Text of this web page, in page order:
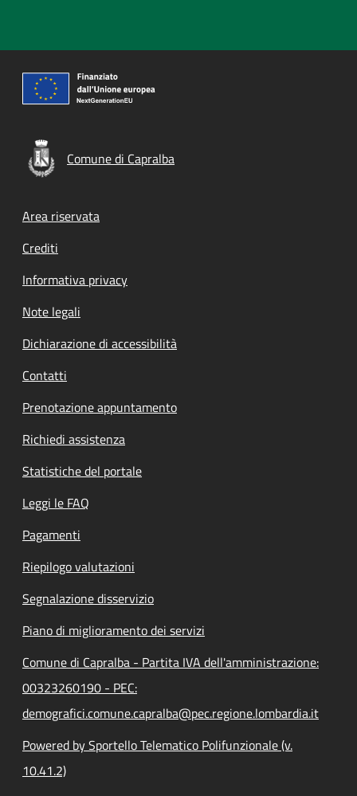
Comune di Capralba
Footer menu
Area riservata
Crediti
Informativa privacy
Note legali
Dichiarazione di accessibilità
Contatti
Prenotazione appuntamento
Richiedi assistenza
Statistiche del portale
Leggi le FAQ
Pagamenti
Riepilogo valutazioni
Segnalazione disservizio
Piano di miglioramento dei servizi
Comune di Capralba - Partita IVA dell'amministrazione:
00323260190 - PEC:
demografici.comune.capralba@pec.regione.lombardia.it
Powered by Sportello Telematico Polifunzionale (v.
10.41.2)